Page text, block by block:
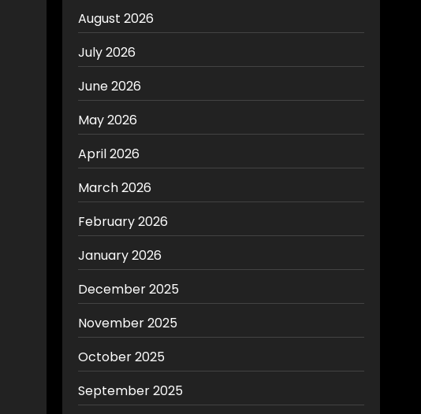
August 2026
July 2026
June 2026
May 2026
April 2026
March 2026
February 2026
January 2026
December 2025
November 2025
October 2025
September 2025